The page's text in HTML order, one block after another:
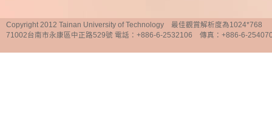
Copyright 2012 Tainan University of Technology 最佳觀賞解析度為1024*768
71002台南市永康區中正路529號 電話：+886-6-2532106 傳真：+886-6-